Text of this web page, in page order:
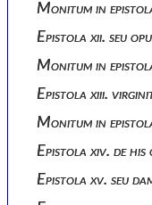
Monitum in
Epistola xii. seu
Monitum in
Epistola xiii.
Monitum in
Epistola xiv. de
Epistola xv. seu